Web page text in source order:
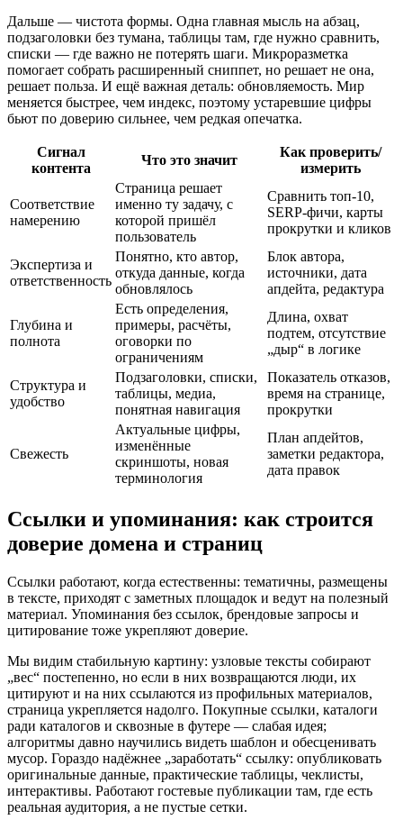
Дальше — чистота формы. Одна главная мысль на абзац,
подзаголовки без тумана, таблицы там, где нужно сравнить,
списки — где важно не потерять шаги. Микроразметка
помогает собрать расширенный сниппет, но решает не она,
решает польза. И ещё важная деталь: обновляемость. Мир
меняется быстрее, чем индекс, поэтому устаревшие цифры
бьют по доверию сильнее, чем редкая опечатка.
Сигнал
контента
Что это значит
Как проверить/
измерить
Соответствие
намерению
Страница решает
именно ту задачу, с
которой пришёл
пользователь
Сравнить топ-10,
SERP‑фичи, карты
прокрутки и кликов
Экспертиза и
ответственность
Понятно, кто автор,
откуда данные, когда
обновлялось
Блок автора,
источники, дата
апдейта, редактура
Глубина и
полнота
Есть определения,
примеры, расчёты,
оговорки по
ограничениям
Длина, охват
подтем, отсутствие
„дыр“ в логике
Структура и
удобство
Подзаголовки, списки,
таблицы, медиа,
понятная навигация
Показатель отказов,
время на странице,
прокрутки
Свежесть
Актуальные цифры,
изменённые
скриншоты, новая
терминология
План апдейтов,
заметки редактора,
дата правок
Ссылки и упоминания: как строится
доверие домена и страниц
Ссылки работают, когда естественны: тематичны, размещены
в тексте, приходят с заметных площадок и ведут на полезный
материал. Упоминания без ссылок, брендовые запросы и
цитирование тоже укрепляют доверие.
Мы видим стабильную картину: узловые тексты собирают
„вес“ постепенно, но если в них возвращаются люди, их
цитируют и на них ссылаются из профильных материалов,
страница укрепляется надолго. Покупные ссылки, каталоги
ради каталогов и сквозные в футере — слабая идея;
алгоритмы давно научились видеть шаблон и обесценивать
мусор. Гораздо надёжнее „заработать“ ссылку: опубликовать
оригинальные данные, практические таблицы, чеклисты,
интерактивы. Работают гостевые публикации там, где есть
реальная аудитория, а не пустые сетки.